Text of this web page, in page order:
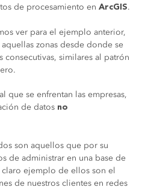
de procesamiento en ArcGIS.
ver para el ejemplo anterior,
zonas desde donde se
consecutivas, similares al patrón
que se enfrentan las empresas,
de datos no
son aquellos que por su
de administrar en una base de
ejemplo de ellos son el
de nuestros clientes en redes